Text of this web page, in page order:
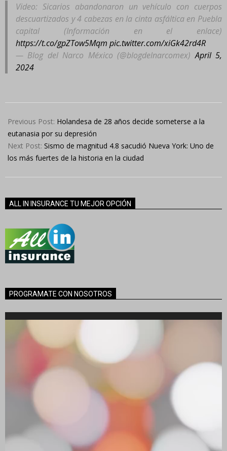
Video: Sicarios abandonaron un vehículo con cuerpos
descuartizados y 4 cabezas en la cinta asfáltica en Puebla
capital (Información en el enlace)
https://t.co/gpZTow5Mqm pic.twitter.com/xiGk42rd4R
— Blog del Narco México (@blogdelnarcomex)April 5,
2024
04-
05
Previous Post: Holandesa de 28 años decide someterse a la
eutanasia por su depresión
Next Post: Sismo de magnitud 4.8 sacudió Nueva York: Uno de
los más fuertes de la historia en la ciudad
ALL IN INSURANCE TU MEJOR OPCIÓN
PROGRAMATE CON NOSOTROS
Reproductor